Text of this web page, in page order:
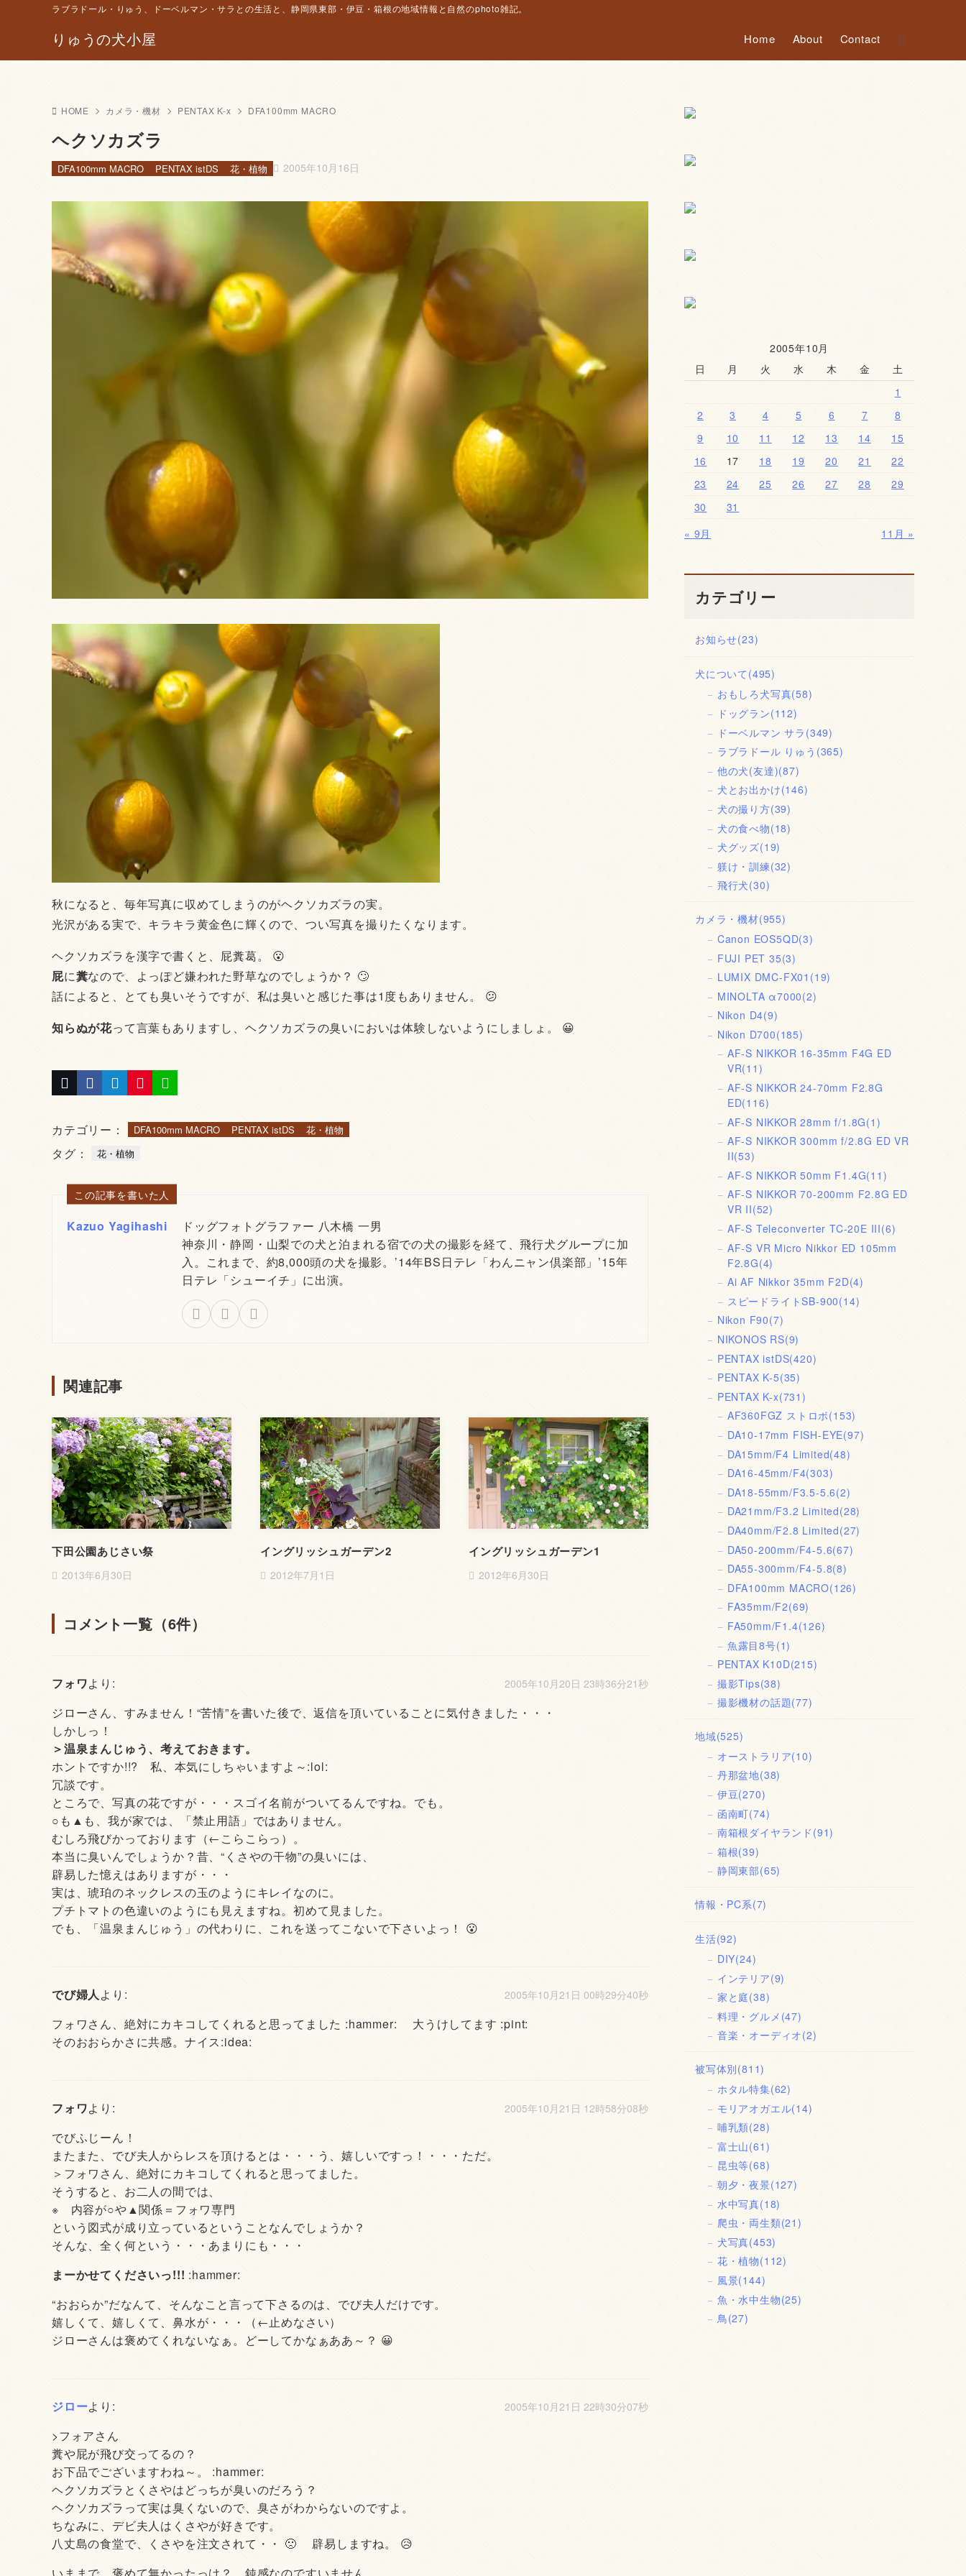
りゅうの犬小屋
ラブラドール・りゅう、ドーベルマン・サラとの生活と、静岡県東部・伊豆・箱根の地域情報と自然のphoto雑記。
Home About Contact
HOME カメラ・機材 PENTAX K-x DFA100mm MACRO
ヘクソカズラ
2005年10月16日
DFA100mm MACRO PENTAX istDS 花・植物
秋になると、毎年写真に収めてしまうのがヘクソカズラの実。
光沢がある実で、キラキラ黄金色に輝くので、つい写真を撮りたくなります。
ヘクソカズラを漢字で書くと、屁糞葛。 😮
屁に糞なので、よっぽど嫌われた野草なのでしょうか？ 🙄
話によると、とても臭いそうですが、私は臭いと感じた事は1度もありません。 😕
知らぬが花って言葉もありますし、ヘクソカズラの臭いにおいは体験しないようにしましょ。 😀
カテゴリー： DFA100mm MACRO PENTAX istDS 花・植物
タグ： 花・植物
この記事を書いた人
Kazuo Yagihashi
ドッグフォトグラファー 八木橋 一男
神奈川・静岡・山梨での犬と泊まれる宿での犬の撮影を経て、飛行犬グループに加
入。これまで、約8,000頭の犬を撮影。’14年BS日テレ「わんニャン倶楽部」’15年
日テレ「シューイチ」に出演。
関連記事
下田公園あじさい祭
2013年6月30日
イングリッシュガーデン2
2012年7月1日
イングリッシュガーデン1
2012年6月30日
コメント一覧（6件）
フォワより: 2005年10月20日 23時36分21秒
ジローさん、すみません！“苦情”を書いた後で、返信を頂いていることに気付きました・・・
しかしっ！
＞温泉まんじゅう、考えておきます。
ホントですか!!? 私、本気にしちゃいますよ～:lol:
冗談です。
ところで、写真の花ですが・・・スゴイ名前がついてるんですね。でも。
○も▲も、我が家では、「禁止用語」ではありません。
むしろ飛びかっております（←こらこらっ）。
本当に臭いんでしょうか？昔、“くさやの干物”の臭いには、
辟易した憶えはありますが・・・
実は、琥珀のネックレスの玉のようにキレイなのに。
プチトマトの色違いのようにも見えますね。初めて見ました。
でも、「温泉まんじゅう」の代わりに、これを送ってこないで下さいよっ！ 😮
でび婦人より: 2005年10月21日 00時29分40秒
フォワさん、絶対にカキコしてくれると思ってました :hammer: 大うけしてます :pint:
そのおおらかさに共感。ナイス:idea:
フォワより: 2005年10月21日 12時58分08秒
でびふじーん！
またまた、でび夫人からレスを頂けるとは・・・う、嬉しいですっ！・・・ただ。
＞フォワさん、絶対にカキコしてくれると思ってました。
そうすると、お二人の間では、
※ 内容が○や▲関係＝フォワ専門
という図式が成り立っているということなんでしょうか？
そんな、全く何という・・・あまりにも・・・
まーかせてくださいっ!!! :hammer:
“おおらか”だなんて、そんなこと言って下さるのは、でび夫人だけです。
嬉しくて、嬉しくて、鼻水が・・・（←止めなさい）
ジローさんは褒めてくれないなぁ。どーしてかなぁああ～？ 😀
ジローより: 2005年10月21日 22時30分07秒
>フォアさん
糞や屁が飛び交ってるの？
お下品でございますわね～。 :hammer:
ヘクソカズラとくさやはどっちが臭いのだろう？
ヘクソカズラって実は臭くないので、臭さがわからないのですよ。
ちなみに、デビ夫人はくさやが好きです。
八丈島の食堂で、くさやを注文されて・・ 🙁 辟易しますね。 😥
2005年10月
日
月 火 水 木 金
土
1
2
3 4 5 6 7
8
9
10 11 12 13 14
15
16
17 18 19 20 21
22
23
24 25 26 27 28
29
30
31
« 9月
11月 »
カテゴリー
お知らせ(23)
犬について (495)
おもしろ犬写真(58)
ドッグラン(112)
ドーベルマン サラ (349)
ラブラドール りゅう (365)
他の犬(友達)(87)
犬とお出かけ(146)
犬の撮り方(39)
犬の食べ物(18)
犬グッズ(19)
躾け・訓練(32)
飛行犬(30)
カメラ・機材(955)
Canon EOS5QD(3)
FUJI PET 35(3)
LUMIX DMC-FX01 (19)
MINOLTA α7000(2)
Nikon D4(9)
Nikon D700(185)
AF-S NIKKOR 16-35mm F4G ED
VR(11)
AF-S NIKKOR 24-70mm F2.8G
ED(116)
AF-S NIKKOR 28mm f/1.8G(1)
AF-S NIKKOR 300mm f/2.8G ED VR
II(53)
AF-S NIKKOR 50mm F1.4G(11)
AF-S NIKKOR 70-200mm F2.8G ED
VR II(52)
AF-S Teleconverter TC-20E III(6)
AF-S VR Micro Nikkor ED 105mm
F2.8G(4)
Ai AF Nikkor 35mm F2D(4)
スピードライトSB-900(14)
Nikon F90(7)
NIKONOS RS(9)
PENTAX istDS(420)
PENTAX K-5(35)
PENTAX K-x(731)
AF360FGZ ストロボ(153)
DA10-17mm FISH-EYE(97)
DA15mm/F4 Limited(48)
DA16-45mm/F4(303)
DA18-55mm/F3.5-5.6(2)
DA21mm/F3.2 Limited(28)
DA40mm/F2.8 Limited(27)
DA50-200mm/F4-5.6(67)
DA55-300mm/F4-5.8(8)
DFA100mm MACRO(126)
FA35mm/F2(69)
FA50mm/F1.4(126)
魚露目8号(1)
PENTAX K10D(215)
撮影Tips(38)
撮影機材の話題(77)
地域(525)
オーストラリア(10)
丹那盆地(38)
伊豆(270)
函南町(74)
南箱根ダイヤランド (91)
箱根(39)
静岡東部(65)
情報・PC系(7)
生活(92)
DIY(24)
インテリア(9)
家と庭(38)
料理・グルメ (47)
音楽・オーディオ(2)
被写体別(811)
ホタル特集(62)
モリアオガエル(14)
哺乳類(28)
富士山(61)
昆虫等(68)
朝夕・夜景(127)
水中写真(18)
爬虫・両生類(21)
犬写真(453)
花・植物(112)
風景(144)
魚・水中生物(25)
鳥(27)